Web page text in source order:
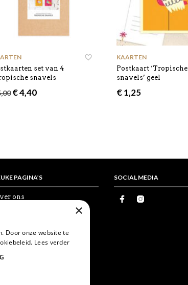
set van 4
snavels
Oorspronkelijke
€4,40Huidige
KAARTEN
Postkaart ‘Tropische
snavels’ geel
€1,25
PAGINA’S
ons
SOCIAL MEDIA
×
Door onze website te
Lees verder